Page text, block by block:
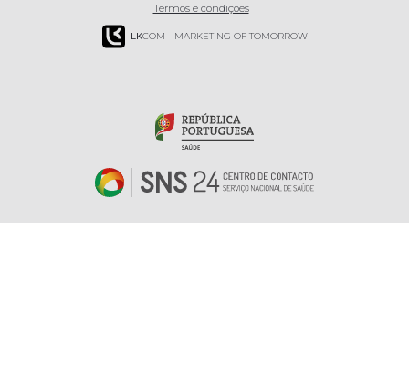
Termos e condições
LKCOM - MARKETING OF TOMORROW